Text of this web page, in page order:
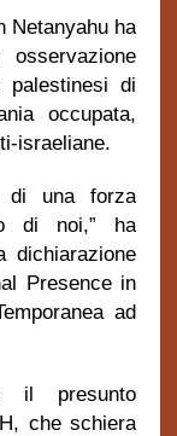
Netanyahu ha
palestinesi di
occupata,
israeliane.
di una forza
di noi,” ha
dichiarazione
Presence in
ad
il presunto
che schiera